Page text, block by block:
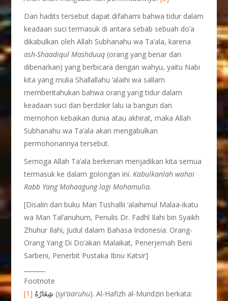
Dari hadits tersebut dapat difahami bahwa tidur dalam
keadaan suci termasuk di antara sebab sebuah do’a
dikabulkan oleh Allah Subhanahu wa Ta’ala, karena
ash-Shaadiqul Mashduuq (orang yang benar dan
dibenarkan) yang berbicara dengan wahyu, yaitu Nabi
kita yang mulia Shallallahu ‘alaihi wa sallam
memberitahukan bahwa orang yang tidur dalam
keadaan suci dan berdzikir lalu ia bangun dan
memohon kebaikan dunia atau akhirat, maka Allah
Subhanahu wa Ta’ala akan mengabulkan
permohonannya tersebut.
Semoga Allah Ta’ala berkenan menjadikan kita semua
termasuk ke dalam golongan ini.Kabulkanlah wahai
Rabb Yang Mahaagung lagi Mahamulia.
[Disalin dari buku Man Tushallii ‘alaihimul Malaa-ikatu
wa Man Tal‘anuhum, Penulis Dr. Fadhl Ilahi bin Syaikh
Zhuhur Ilahi, Judul dalam Bahasa Indonesia: Orang-
Orang Yang Di Do’akan Malaikat, Penerjemah Beni
Sarbeni, Penerbit Pustaka Ibnu Katsir]
Footnote
[1] شِعَارُهُ (syi‘aaruhu). Al-Hafizh al-Mundziri berkata: